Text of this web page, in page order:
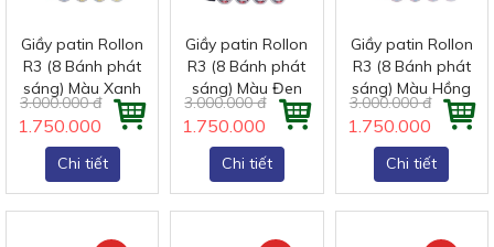
Giầy patin Rollon
R3 (8 Bánh phát
sáng) Màu Xanh
3.000.000 đ
1.750.000 đ
Chi tiết
Giầy patin Rollon
R3 (8 Bánh phát
sáng) Màu Đen
3.000.000 đ
1.750.000 đ
Chi tiết
Giầy patin Rollon
R3 (8 Bánh phát
sáng) Màu Hồng
3.000.000 đ
1.750.000 đ
Chi tiết